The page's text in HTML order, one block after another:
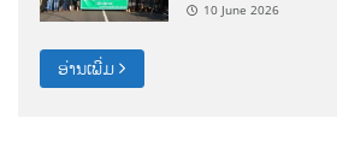
10 June 2026
ອ່ານເພີ່ມ